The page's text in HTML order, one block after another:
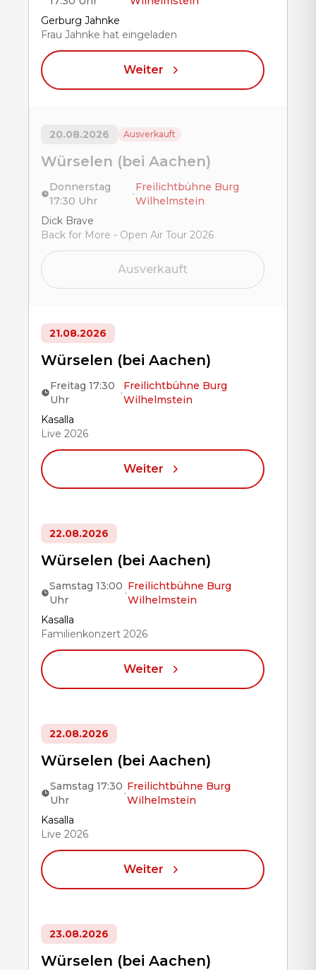
Title
Gerburg Jahnke
Frau Jahnke hat eingeladen
Weiter
20.08.2026 Ausverkauft
Würselen (bei Aachen)
Donnerstag
17:30 Uhr
•
Freilichtbühne Burg
Wilhelmstein
Title
Dick Brave
Back for More - Open Air Tour 2026
Ausverkauft
21.08.2026
Würselen (bei Aachen)
Freitag 17:30
Uhr
•
Freilichtbühne Burg
Wilhelmstein
Title
Kasalla
Live 2026
Weiter
22.08.2026
Würselen (bei Aachen)
Samstag 13:00
Uhr
•
Freilichtbühne Burg
Wilhelmstein
Title
Kasalla
Familienkonzert 2026
Weiter
22.08.2026
Würselen (bei Aachen)
Samstag 17:30
Uhr
•
Freilichtbühne Burg
Wilhelmstein
Title
Kasalla
Live 2026
Weiter
23.08.2026
Würselen (bei Aachen)